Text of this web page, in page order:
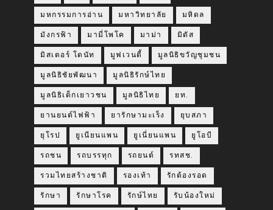
มหกรรมการอ่าน มหาวิทยาลัย มหิดล
มังกรฟ้า มามี่โพโค มาม่า มิดัส
มิสเตอร์ โดนัท มูฟเวนดี้ มูลนิธิขวัญชุมชน
มูลนิธิชัยพัฒนา มูลนิธิรักษ์ไทย
มูลนิธิเด็กเยาวชน มูลนิธิไทย ยท.
ยานยนต์ไฟฟ้า ยารักษามะเร็ง ยุบสภา
ยุโรป ยูเนียนแพน ยูเนี่ยนแพน ยูโอบี
รถชน รถบรรทุก รถยนต์ รทสช.
รวมไทยสร้างชาติ รองเท้า รักต้องรอด
รักษา รักษาโรค รักษ์ไทย รับน้องใหม่